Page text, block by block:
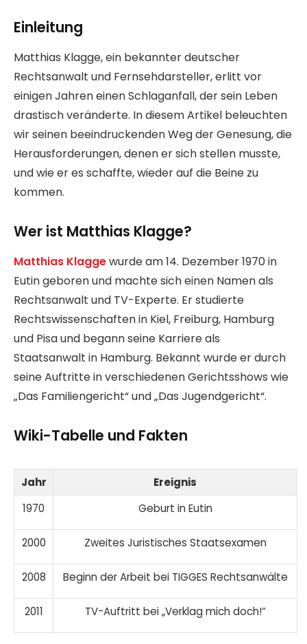
Einleitung
Matthias Klagge, ein bekannter deutscher
Rechtsanwalt und Fernsehdarsteller, erlitt vor
einigen Jahren einen Schlaganfall, der sein Leben
drastisch veränderte. In diesem Artikel beleuchten
wir seinen beeindruckenden Weg der Genesung, die
Herausforderungen, denen er sich stellen musste,
und wie er es schaffte, wieder auf die Beine zu
kommen.
Wer ist Matthias Klagge?
Matthias Klaggewurde am 14. Dezember 1970 in
Eutin geboren und machte sich einen Namen als
Rechtsanwalt und TV-Experte. Er studierte
Rechtswissenschaften in Kiel, Freiburg, Hamburg
und Pisa und begann seine Karriere als
Staatsanwalt in Hamburg. Bekannt wurde er durch
seine Auftritte in verschiedenen Gerichtsshows wie
„Das Familiengericht“ und „Das Jugendgericht“.
Wiki-Tabelle und Fakten
Jahr
Ereignis
1970
Geburt in Eutin
2000 Zweites Juristisches Staatsexamen
2008 Beginn der Arbeit bei TIGGES Rechtsanwälte
2011 TV-Auftritt bei „Verklag mich doch!“